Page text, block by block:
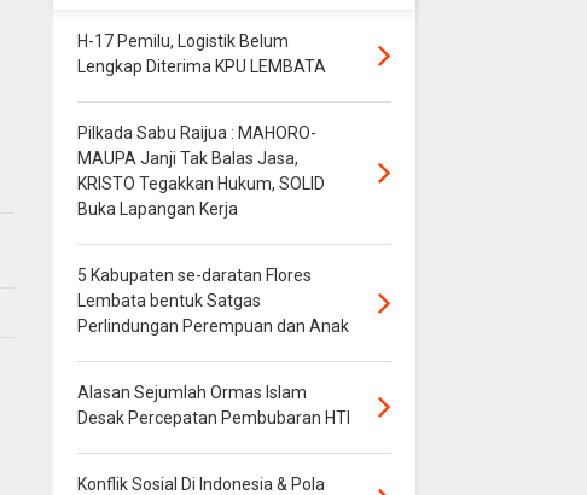
H-17 Pemilu, Logistik Belum
Lengkap Diterima KPU LEMBATA
Pilkada Sabu Raijua : MAHORO-
MAUPA Janji Tak Balas Jasa,
KRISTO Tegakkan Hukum, SOLID
Buka Lapangan Kerja
5 Kabupaten se-daratan Flores
Lembata bentuk Satgas
Perlindungan Perempuan dan Anak
Alasan Sejumlah Ormas Islam
Desak Percepatan Pembubaran HTI
Konflik Sosial Di Indonesia & Pola